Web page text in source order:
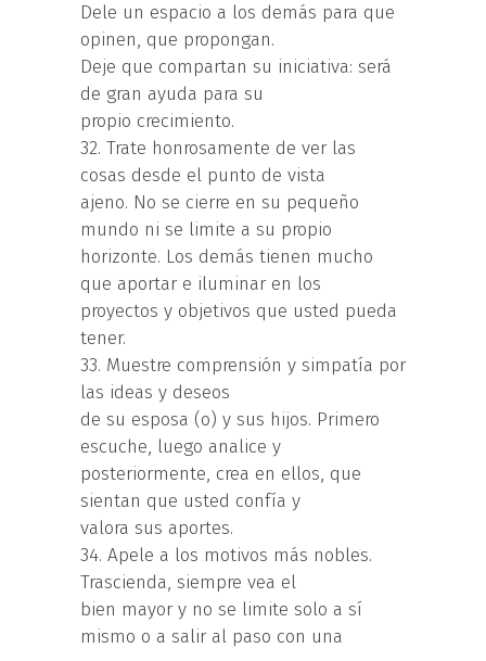
Dele un espacio a los demás para que
opinen, que propongan.
Deje que compartan su iniciativa: será
de gran ayuda para su
propio crecimiento.
32. Trate honrosamente de ver las
cosas desde el punto de vista
ajeno. No se cierre en su pequeño
mundo ni se limite a su propio
horizonte. Los demás tienen mucho
que aportar e iluminar en los
proyectos y objetivos que usted pueda
tener.
33. Muestre comprensión y simpatía por
las ideas y deseos
de su esposa (o) y sus hijos. Primero
escuche, luego analice y
posteriormente, crea en ellos, que
sientan que usted confía y
valora sus aportes.
34. Apele a los motivos más nobles.
Trascienda, siempre vea el
bien mayor y no se limite solo a sí
mismo o a salir al paso con una